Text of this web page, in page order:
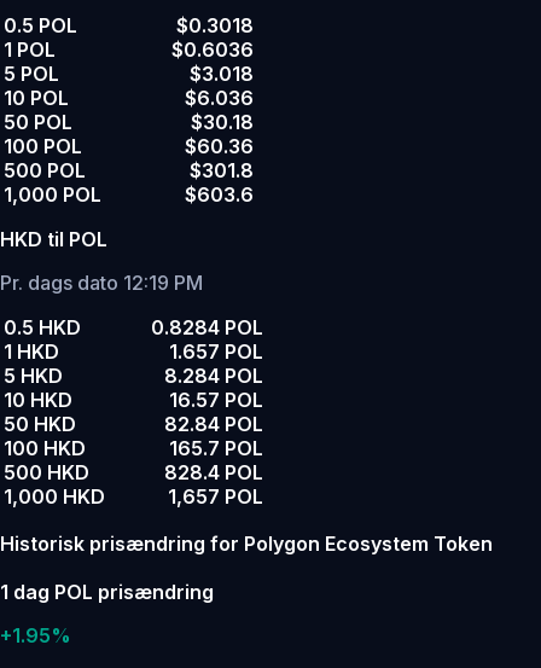
0.5 POL
$0.3018
1 POL
$0.6036
5 POL
$3.018
10 POL
$6.036
50 POL
$30.18
100 POL
$60.36
500 POL
$301.8
1,000 POL
$603.6
HKD til POL
Pr. dags dato 12:19 PM
0.5 HKD
0.8284 POL
1 HKD
1.657 POL
5 HKD
8.284 POL
10 HKD
16.57 POL
50 HKD
82.84 POL
100 HKD
165.7 POL
500 HKD
828.4 POL
1,000 HKD
1,657 POL
Historisk prisændring for Polygon Ecosystem Token
1 dag POL prisændring
+1.95%